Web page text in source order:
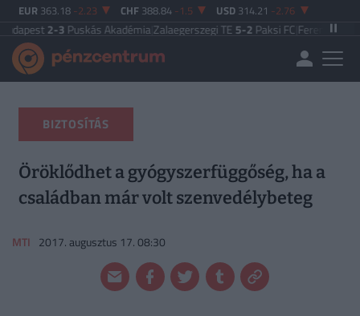
EUR 363.18 -2.23 CHF 388.84 -1.5 USD 314.21 -2.76
Puskás Akadémia|Zalaegerszegi TE5-2Paksi FC |Ferencváros0-0 Vasas
BIZTOSÍTÁS
Öröklődhet a gyógyszerfüggőség, ha a
családban már volt szenvedélybeteg
MTI 2017. augusztus 17. 08:30